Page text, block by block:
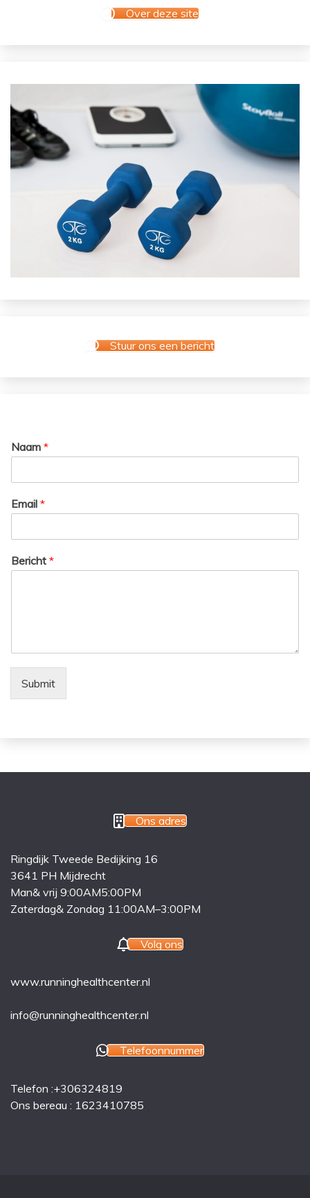
Over deze site
Stuur ons een bericht
Naam *
Email *
Bericht *
Submit
Ons adres
Ringdijk Tweede Bedijking 16
3641 PH Mijdrecht
Man& vrij 9:00AM5:00PM
Zaterdag& Zondag 11:00AM–3:00PM
Volg ons
www.runninghealthcenter.nl
info@runninghealthcenter.nl
Telefoonnummer
Telefon :+306324819
Ons bereau : 1623410785